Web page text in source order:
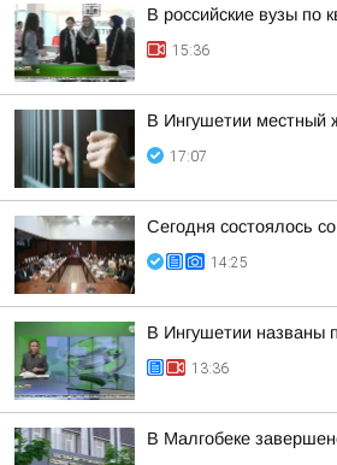
В российские вузы по
15:36
В Ингушетии местный
17:07
Сегодня состоялось
14:25
В Ингушетии названы
13:36
В Малгобеке